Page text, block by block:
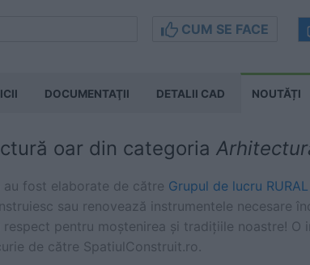
CUM SE FACE
DOCUMENTAŢII DETALII CAD NOUTĂȚI
oar din categoria
fost elaborate de către Grupul de lucru
sau renovează instrumentele necesare
respect pentru moștenirea și tradițiile noastre! O
de către SpatiulConstruit.ro.